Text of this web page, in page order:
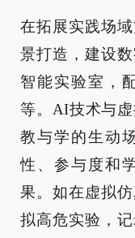
在拓展实践场
景打造，建设
智能实验室，
等。AI技术与
教与学的生动
性、参与度和
果。如在虚拟
拟高危实验，